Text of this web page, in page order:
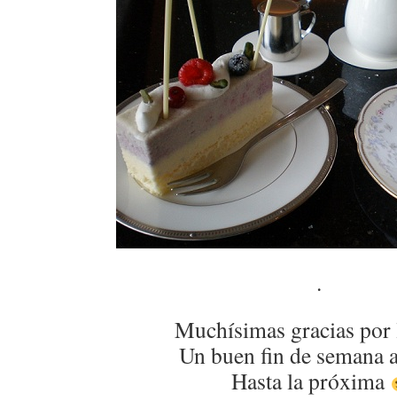
.
Muchísimas gracias por
Un buen fin de semana
Hasta la próxima